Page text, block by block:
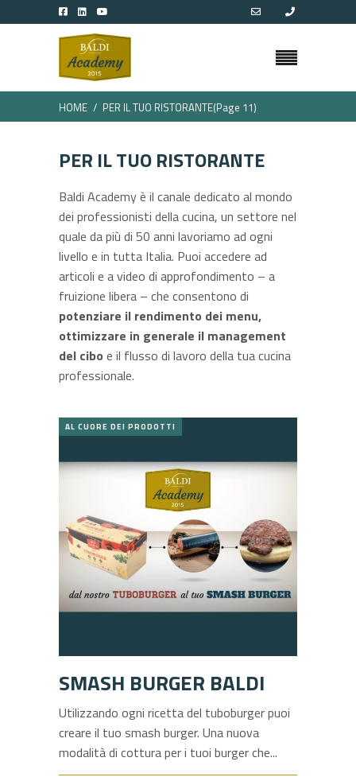
HOME PER IL TUO RISTORANTE(Page 11)
PER IL TUO RISTORANTE
Baldi Academy è il canale dedicato al mondo
dei professionisti della cucina, un settore nel
quale da più di 50 anni lavoriamo ad ogni
livello e in tutta Italia. Puoi accedere ad
articoli e a video di approfondimento – a
fruizione libera – che consentono di
potenziare il rendimento dei menu,
ottimizzare in generale il management
del cibo e il flusso di lavoro della tua cucina
professionale.
AL CUORE DEI PRODOTTI
SMASH BURGER BALDI
Utilizzando ogni ricetta del tuboburger puoi
creare il tuo smash burger. Una nuova
modalità di cottura per i tuoi burger che